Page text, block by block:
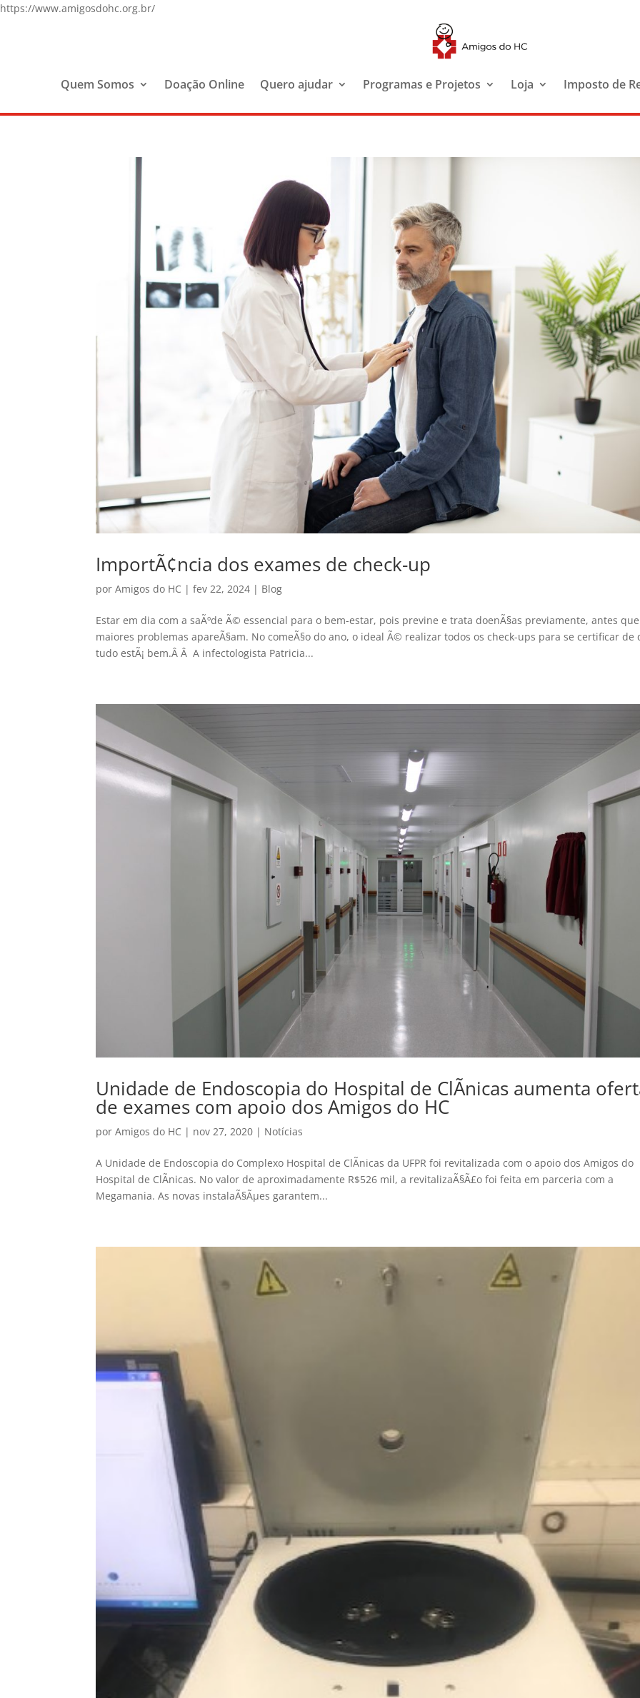
https://www.amigosdohc.org.br/
Quem Somos Doação Online Quero ajudar Programas e Projetos Loja Imposto de
ImportÃ¢ncia dos exames de check-up
porAmigos do HC |fev 22, 2024 | Blog
Estar em dia com a saÃºde Ã© essencial para o bem-estar, pois previne e trata doenÃ§as previamente, antes que
maiores problemas apareÃ§am. No comeÃ§o do ano, o ideal Ã© realizar todos os check-ups para se certificar de
tudo estÃ¡ bem.Â Â A infectologista Patricia...
Unidade de Endoscopia do Hospital de ClÃ­nicas aumenta
de exames com apoio dos Amigos do HC
porAmigos do HC | nov 27, 2020 | Notícias
A Unidade de Endoscopia do Complexo Hospital de ClÃ­nicas da UFPR foi revitalizada com o apoio dos Amigos do
Hospital de ClÃ­nicas. No valor de aproximadamente R$526 mil, a revitalizaÃ§Ã£o foi feita em parceria com a
Megamania. As novas instalaÃ§Ãµes garantem...